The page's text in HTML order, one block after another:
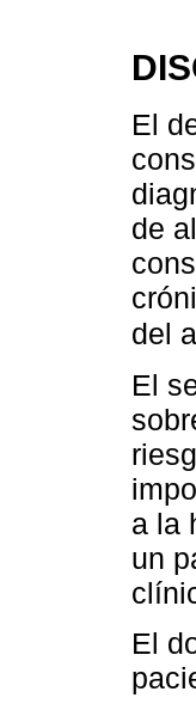
El
de
del
El
a la
un
El